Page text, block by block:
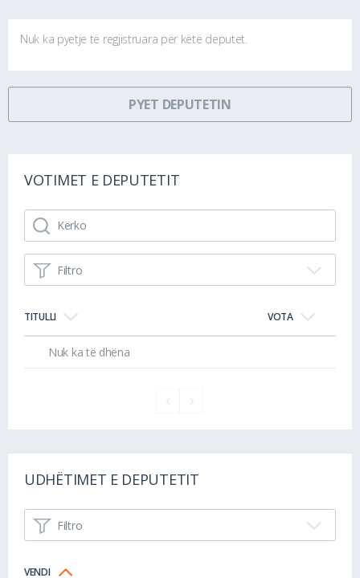
Nuk ka pyetje të regjistruara për këtë deputet.
PYET DEPUTETIN
VOTIMET E DEPUTETIT
Filtro
TITULLI VOTA
Nuk ka të dhëna
UDHËTIMET E DEPUTETIT
Filtro
VENDI